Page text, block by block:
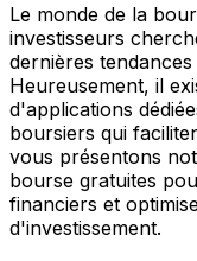
Le monde de la
investisseurs
dernières
Heureusement, il
d'applications
boursiers qui
vous présentons
bourse gratuites
financiers et
d'investissement.